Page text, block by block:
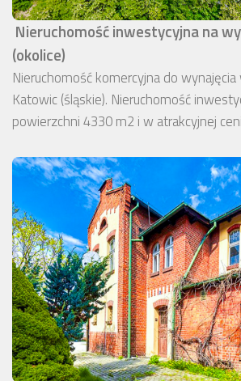
Nieruchomość inwestycyjna na
(okolice)
Nieruchomość komercyjna do wynajęcia
Katowic (śląskie). Nieruchomość
powierzchni 4330 m2 i w atrakcyjnej